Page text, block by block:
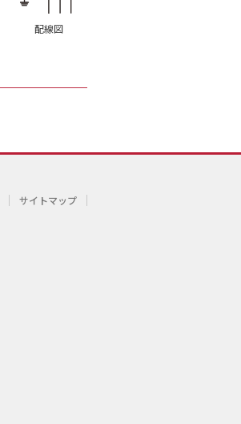
配線図
サイトマップ